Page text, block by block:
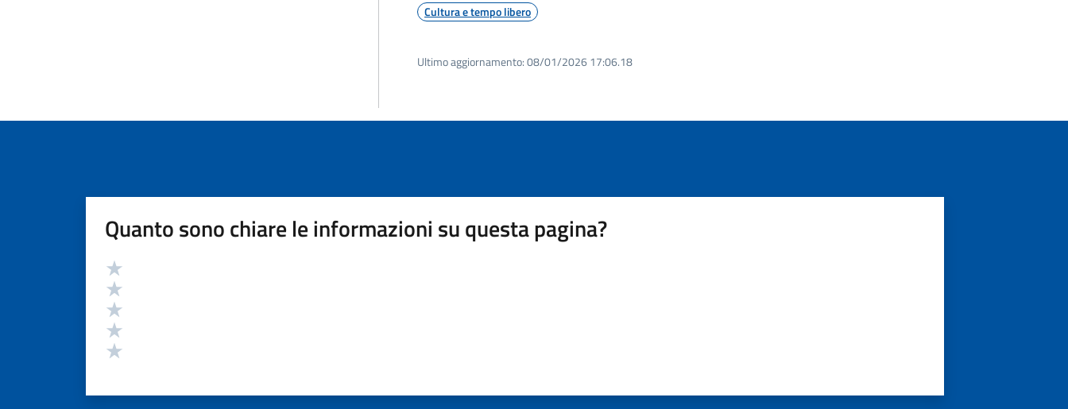
Cultura e tempo libero
Ultimo aggiornamento:08/01/2026 17:06.18
Quanto sono chiare le informazioni su questa pagina?
Valutazione